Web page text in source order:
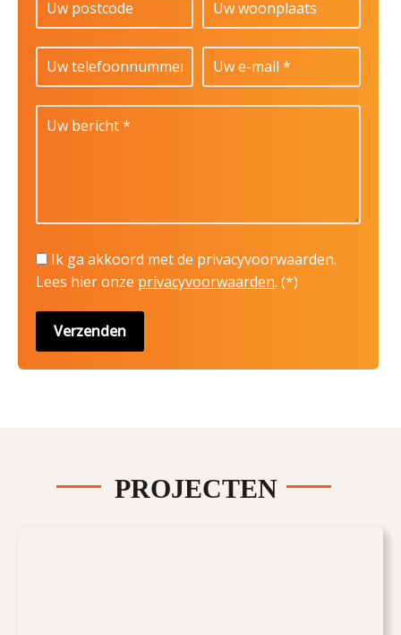
Ik ga akkoord met de privacyvoorwaarden.
Lees hier onze privacyvoorwaarden. (*)
PROJECTEN